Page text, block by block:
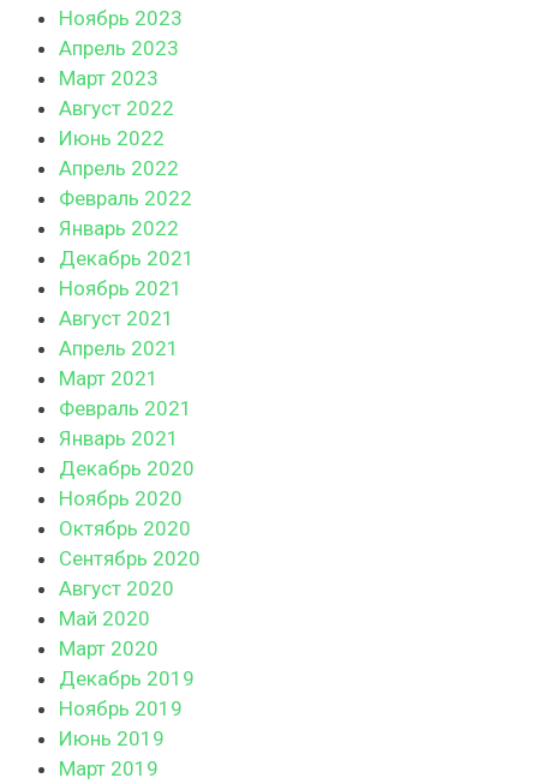
Ноябрь 2023
Апрель 2023
Март 2023
Август 2022
Июнь 2022
Апрель 2022
Февраль 2022
Январь 2022
Декабрь 2021
Ноябрь 2021
Август 2021
Апрель 2021
Март 2021
Февраль 2021
Январь 2021
Декабрь 2020
Ноябрь 2020
Октябрь 2020
Сентябрь 2020
Август 2020
Май 2020
Март 2020
Декабрь 2019
Ноябрь 2019
Июнь 2019
Март 2019